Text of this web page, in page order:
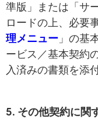
準版」または「サ
ロードの上、必要
理メニュー 」の基
ービス／基本契約
入済みの書類を添
5. その他契約に関